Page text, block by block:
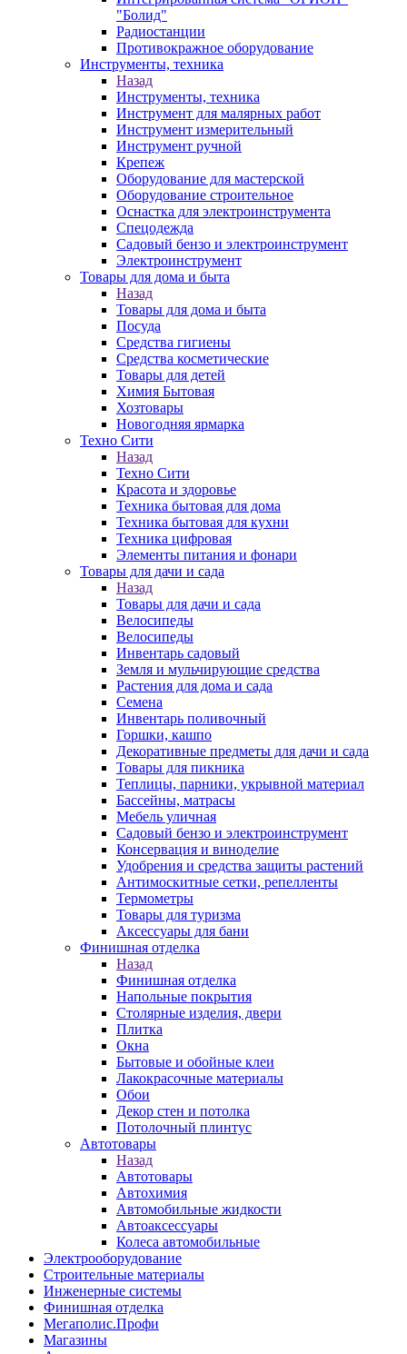
"Болид"
Радиостанции
Противокражное оборудование
Инструменты, техника
Назад
Инструменты, техника
Инструмент для малярных работ
Инструмент измерительный
Инструмент ручной
Крепеж
Оборудование для мастерской
Оборудование строительное
Оснастка для электроинструмента
Спецодежда
Садовый бензо и электроинструмент
Электроинструмент
Товары для дома и быта
Назад
Товары для дома и быта
Посуда
Средства гигиены
Средства косметические
Товары для детей
Химия Бытовая
Хозтовары
Новогодняя ярмарка
Техно Сити
Назад
Техно Сити
Красота и здоровье
Техника бытовая для дома
Техника бытовая для кухни
Техника цифровая
Элементы питания и фонари
Товары для дачи и сада
Назад
Товары для дачи и сада
Велосипеды
Велосипеды
Инвентарь садовый
Земля и мульчирующие средства
Растения для дома и сада
Семена
Инвентарь поливочный
Горшки, кашпо
Декоративные предметы для дачи и сада
Товары для пикника
Теплицы, парники, укрывной материал
Бассейны, матрасы
Мебель уличная
Садовый бензо и электроинструмент
Консервация и виноделие
Удобрения и средства защиты растений
Антимоскитные сетки, репелленты
Термометры
Товары для туризма
Аксессуары для бани
Финишная отделка
Назад
Финишная отделка
Напольные покрытия
Столярные изделия, двери
Плитка
Окна
Бытовые и обойные клеи
Лакокрасочные материалы
Обои
Декор стен и потолка
Потолочный плинтус
Автотовары
Назад
Автотовары
Автохимия
Автомобильные жидкости
Автоаксессуары
Колеса автомобильные
Электрооборудование
Строительные материалы
Инженерные системы
Финишная отделка
Мегаполис.Профи
Магазины